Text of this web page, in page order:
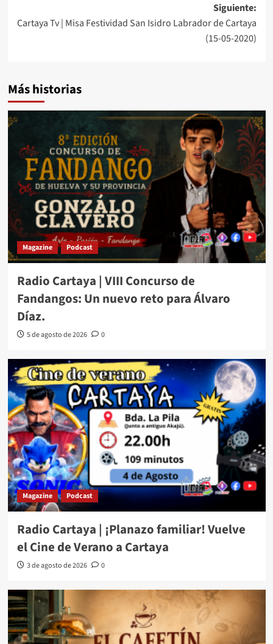
Siguiente:
Cartaya Tv | Misa Festividad San Isidro Labrador de Cartaya
(15-05-2020)
Más historias
Magazine Podcast
Radio Cartaya | VIII Concurso de
Fandangos: Un nuevo reto para Álvaro
Díaz.
5 de agosto de 2026 0
Magazine Podcast
Radio Cartaya | ¡Planazo familiar! Vuelve
el Cine de Verano a Cartaya
3 de agosto de 2026 0